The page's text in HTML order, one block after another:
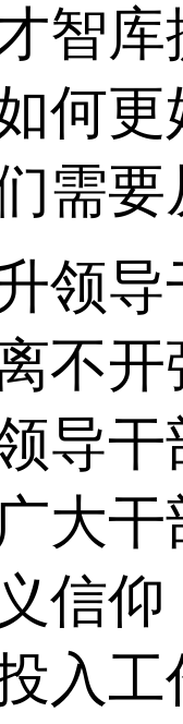
智
何
需
导
不
导
大
信
入